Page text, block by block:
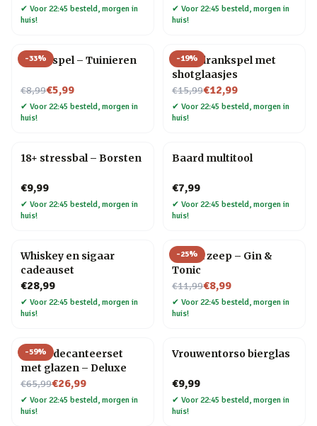
✔ Voor 22:45 besteld, morgen in
huis!
✔ Voor 22:45 besteld, morgen in
huis!
-33%
Trivia spel – Tuinieren
€8,99
Nu voor€5,99
✔ Voor 22:45 besteld, morgen in
huis!
-19%
Ludo drankspel met
shotglaasjes
€15,99
Nu voor€12,99
✔ Voor 22:45 besteld, morgen in
huis!
18+ stressbal – Borsten
€9,99
✔ Voor 22:45 besteld, morgen in
huis!
Baard multitool
€7,99
✔ Voor 22:45 besteld, morgen in
huis!
Whiskey en sigaar
cadeauset
€28,99
✔ Voor 22:45 besteld, morgen in
huis!
-25%
Drank zeep – Gin &
Tonic
€11,99
Nu voor€8,99
✔ Voor 22:45 besteld, morgen in
huis!
-59%
Globe decanteerset
met glazen – Deluxe
€65,99
Nu voor€26,99
✔ Voor 22:45 besteld, morgen in
huis!
Vrouwentorso bierglas
€9,99
✔ Voor 22:45 besteld, morgen in
huis!